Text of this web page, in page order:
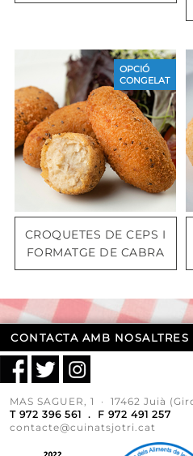
CROQUETES DE CEPS I
FORMATGE DE CABRA
OPCIÓ
CONGELAT
CONTACTA AMB NOSALTRES
MAS SAGUER, 1 · 17462 Juià
T 972 396 561 . F 972 491 257
contacte@cuinatsjotri.cat